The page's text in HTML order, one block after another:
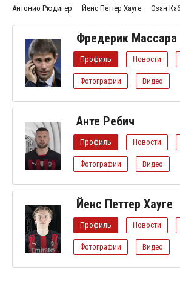
Антонио Рюдигер
Йенс Петтер Хауге Озан
Фредерик Массара
Профиль Новости
Фотографии Видео
Анте Ребич
Профиль Новости
Фотографии Видео
Йенс Петтер Хауге
Профиль Новости
Фотографии Видео